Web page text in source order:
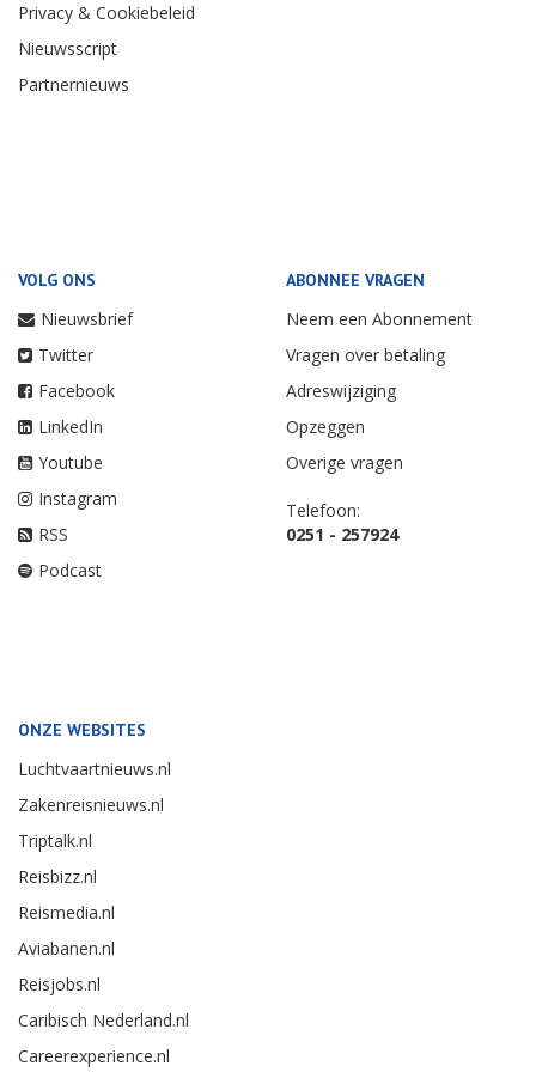
Privacy & Cookiebeleid
Nieuwsscript
Partnernieuws
VOLG ONS
Nieuwsbrief
Twitter
Facebook
LinkedIn
Youtube
Instagram
RSS
Podcast
ABONNEE VRAGEN
Neem een Abonnement
Vragen over betaling
Adreswijziging
Opzeggen
Overige vragen
Telefoon:
0251 - 257924
ONZE WEBSITES
Luchtvaartnieuws.nl
Zakenreisnieuws.nl
Triptalk.nl
Reisbizz.nl
Reismedia.nl
Aviabanen.nl
Reisjobs.nl
Caribisch Nederland.nl
Careerexperience.nl